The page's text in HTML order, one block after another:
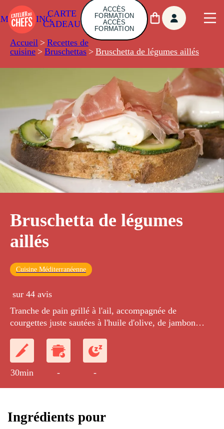
CARTE
CADEAU
ACCÈS
FORMATION
ACCÈS
FORMATION
Accueil > Recettes de
cuisine > Bruschettas > Bruschetta de légumes aillés
Bruschetta de légumes
aillés
Cuisine Méditerranéenne
sur 44 avis
Tranche de pain grillé à l'ail, accompagnée de
courgettes juste sautées à l'huile d'olive, de jambon
30min - -
Ingrédients pour